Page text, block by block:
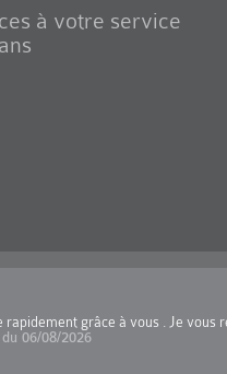
à votre service
rapidement grâce à vous . Je vous
06/08/2026